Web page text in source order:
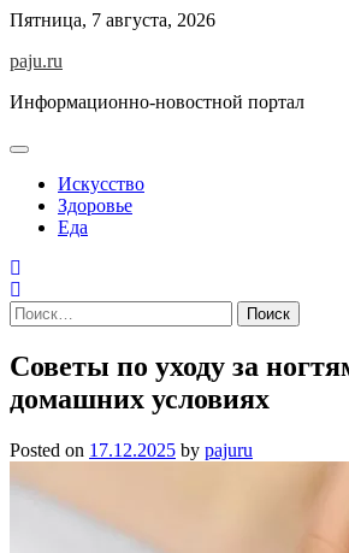
Skip
content
Пятница, 7 августа, 2026
paju.ru
Информационно-новостной портал
Искусство
Здоровье
Еда
Найти:
Советы по уходу за
домашних условиях
Posted on 17.12.2025 by pajuru